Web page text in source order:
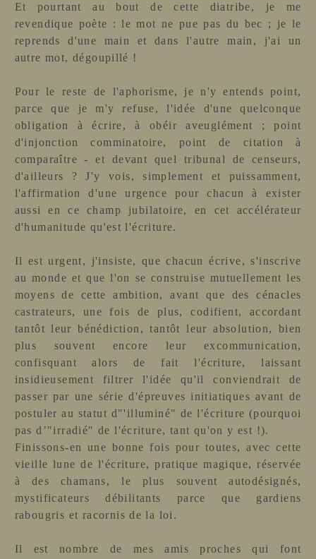
Et pourtant au bout de cette diatribe, je me
revendique poète : le mot ne pue pas du bec ; je le
reprends d'une main et dans l'autre main, j'ai un
autre mot, dégoupillé !
Pour le reste de l'aphorisme, je n'y entends point,
parce que je m'y refuse, l'idée d'une quelconque
obligation à écrire, à obéir aveuglément ; point
d'injonction comminatoire, point de citation à
comparaître - et devant quel tribunal de censeurs,
d'ailleurs ? J'y vois, simplement et puissamment,
l'affirmation d'une urgence pour chacun à exister
aussi en ce champ jubilatoire, en cet
accélérateur
d'humanitude qu'est l'écriture.
Il est urgent, j'insiste, que chacun écrive, s'inscrive
au monde et que l'on se construise mutuellement les
moyens de cette ambition, avant que des cénacles
castrateurs, une fois de plus, codifient, accordant
tantôt leur bénédiction, tantôt leur absolution, bien
plus souvent encore leur excommunication,
confisquant alors de fait l'écriture, laissant
insidieusement filtrer l'idée qu'il conviendrait de
passer par une série d'épreuves initiatiques avant de
postuler au statut d"'illuminé" de l'écriture (pourquoi
pas d’"irradié" de l'écriture, tant qu'on y est !).
Finissons-en une bonne fois pour toutes, avec cette
vieille lune de l'écriture, pratique magique, réservée
à des chamans, le plus souvent autodésignés,
mystificateurs débilitants parce que gardiens
rabougris et racornis de la loi.
Il est nombre de mes amis proches qui font